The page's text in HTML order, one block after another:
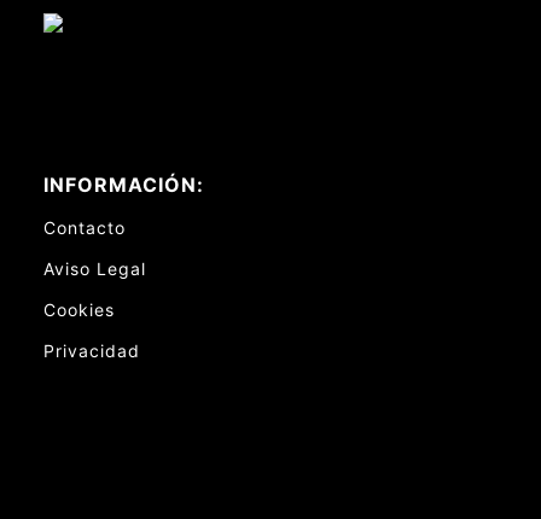
INFORMACIÓN:
Contacto
Aviso Legal
Cookies
Privacidad